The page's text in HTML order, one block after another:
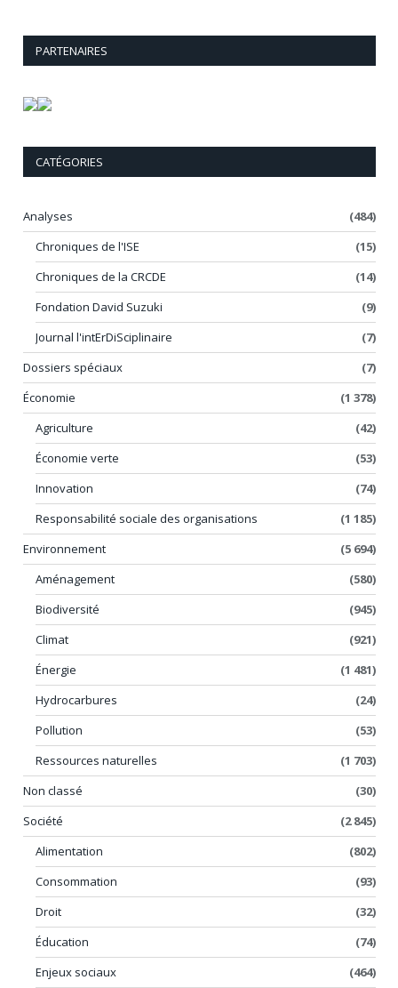
PARTENAIRES
CATÉGORIES
Analyses
(484)
Chroniques de l'ISE
(15)
Chroniques de la CRCDE
(14)
Fondation David Suzuki
(9)
Journal l'intErDiSciplinaire
(7)
Dossiers spéciaux
(7)
Économie
(1 378)
Agriculture
(42)
Économie verte
(53)
Innovation
(74)
Responsabilité sociale des organisations
(1 185)
Environnement
(5 694)
Aménagement
(580)
Biodiversité
(945)
Climat
(921)
Énergie
(1 481)
Hydrocarbures
(24)
Pollution
(53)
Ressources naturelles
(1 703)
Non classé
(30)
Société
(2 845)
Alimentation
(802)
Consommation
(93)
Droit
(32)
Éducation
(74)
Enjeux sociaux
(464)